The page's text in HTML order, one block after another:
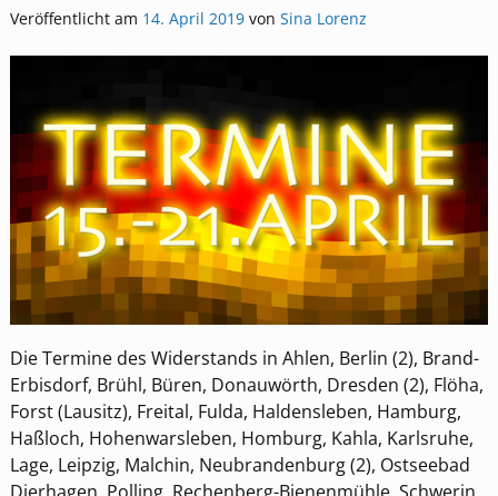
Veröffentlicht am 14. April 2019 von Sina Lorenz
Die Termine des Widerstands in Ahlen, Berlin (2), Brand-
Erbisdorf, Brühl, Büren, Donauwörth, Dresden (2), Flöha,
Forst (Lausitz), Freital, Fulda, Haldensleben, Hamburg,
Haßloch, Hohenwarsleben, Homburg, Kahla, Karlsruhe,
Lage, Leipzig, Malchin, Neubrandenburg (2), Ostseebad